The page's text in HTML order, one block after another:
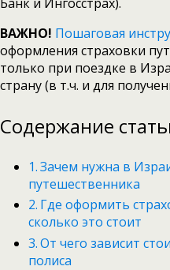
ВАЖНО! Пошаговая
оформления страховки
только при поездке в
страну (в т.ч. и для
Содержание
Зачем нужна в
путешественника
Где оформить
сколько это стоит
От чего зависит
полиса